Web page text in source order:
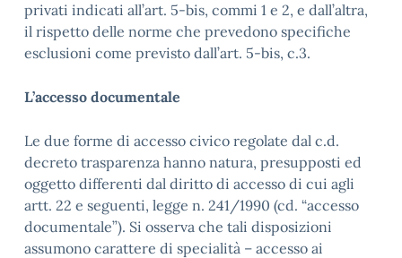
privati indicati all’art. 5-bis, commi 1 e 2, e dall’altra,
il rispetto delle norme che prevedono specifiche
esclusioni come previsto dall’art. 5-bis, c.3.
L’accesso documentale
Le due forme di accesso civico regolate dal c.d.
decreto trasparenza hanno natura, presupposti ed
oggetto differenti dal diritto di accesso di cui agli
artt. 22 e seguenti, legge n. 241/1990 (cd. “accesso
documentale”). Si osserva che tali disposizioni
assumono carattere di specialità – accesso ai